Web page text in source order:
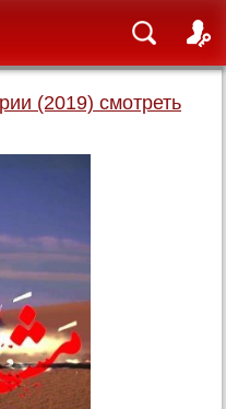
(2019) смотреть